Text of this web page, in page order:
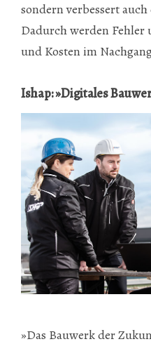
sondern verbessert
Dadurch werden Fehler
und Kosten im
Ishap: »Digitales
»Das Bauwerk der